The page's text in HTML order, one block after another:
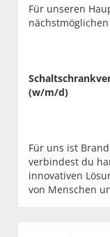
Für unseren
(w/m/d)
Für uns ist
verbindest du
innovativen
von Menschen